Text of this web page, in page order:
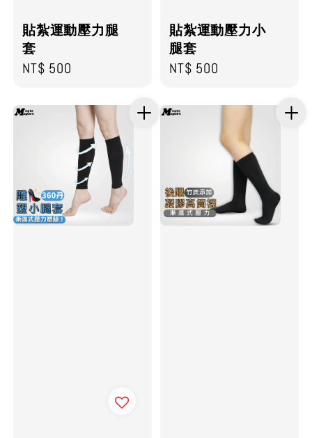
貼紮運動壓力腿
套
Regular
NT$ 500
貼紮運動壓力小
腿套
Regular
NT$ 500